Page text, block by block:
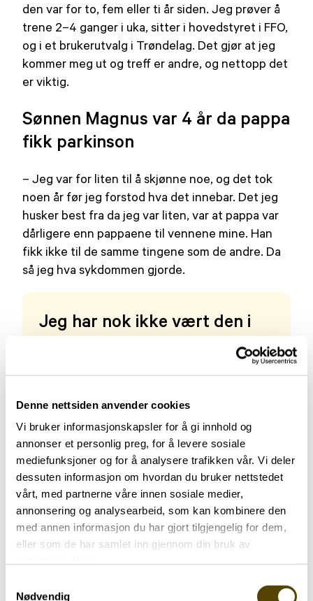
Denne nettsiden anvender cookies
Vi bruker informasjonskapsler for å gi innhold og
annonser et personlig preg, for å levere sosiale
mediefunksjoner og for å analysere trafikken vår. Vi deler
dessuten informasjon om hvordan du bruker nettstedet
vårt, med partnerne våre innen sosiale medier,
annonsering og analysearbeid, som kan kombinere den
med annen informasjon du har gjort tilgjengelig for dem,
eller som de har samlet inn gjennom din bruk av
Nødvendig
den var for to, fem eller ti år siden. Jeg prøver å
trene 2–4 ganger i uka, sitter i hovedstyret i FFO,
og i et brukerutvalg i Trøndelag. Det gjør at jeg
kommer meg ut og treff er andre, og nettopp det
er viktig.
Sønnen Magnus var 4 år da pappa
fikk parkinson
– Jeg var for liten til å skjønne noe, og det tok
noen år før jeg forstod hva det innebar. Det jeg
husker best fra da jeg var liten, var at pappa var
dårligere enn pappaene til vennene mine. Han
fikk ikke til de samme tingene som de andre. Da
så jeg hva sykdommen gjorde.
Jeg har nok ikke vært den i
familien som har snakket
de senere årene har jeg blitt
flinkere til det.
MAGNUS BYE
Det er viktig for oss som familie og snakke om de
vanskelige tingene, og være åpen om det. Det
hadde tatt knekken på meg hvis jeg ikke hadde